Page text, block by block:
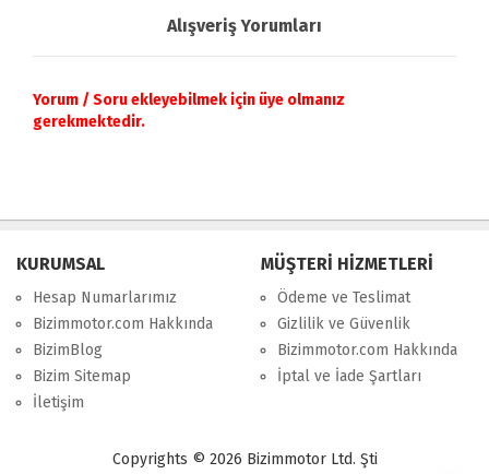
Alışveriş Yorumları
Yorum / Soru ekleyebilmek için üye olmanız
gerekmektedir.
KURUMSAL
Hesap Numarlarımız
Bizimmotor.com Hakkında
BizimBlog
Bizim Sitemap
İletişim
MÜŞTERİ HİZMETLERİ
Ödeme ve Teslimat
Gizlilik ve Güvenlik
Bizimmotor.com Hakkında
İptal ve İade Şartları
Copyrights © 2026 Bizimmotor Ltd. Şti